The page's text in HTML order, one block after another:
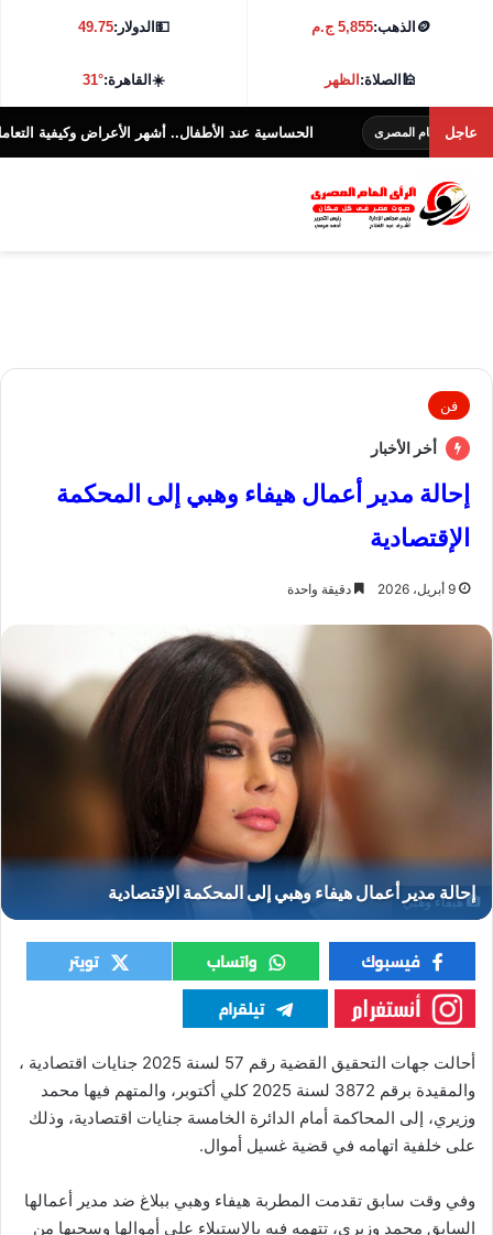
🪙 الذهب:5,855 ج.م 💵الدولار:49.75
🕌الصلاة:الظهر ☀️القاهرة:31°
عاجل
العام المصرى الحساسية عند الأطفال.. أشهر الأعراض وكيفية التعامل معها؟
فن
أخر الأخبار
إحالة مدير أعمال هيفاء وهبي إلى المحكمة
الإقتصادية
9 أبريل، 2026 دقيقة واحدة
هيفاء وهبي
أحالت جهات التحقيق القضية رقم 57 لسنة 2025 جنايات اقتصادية ،
والمقيدة برقم 3872 لسنة 2025 كلي أكتوبر، والمتهم فيها محمد
وزيري، إلى المحاكمة أمام الدائرة الخامسة جنايات اقتصادية، وذلك
على خلفية اتهامه في قضية غسيل أموال.
وفي وقت سابق تقدمت المطربة هيفاء وهبي ببلاغ ضد مدير أعمالها
السابق محمد وزيري، تتهمه فيه بالاستيلاء على أموالها وسحبها من